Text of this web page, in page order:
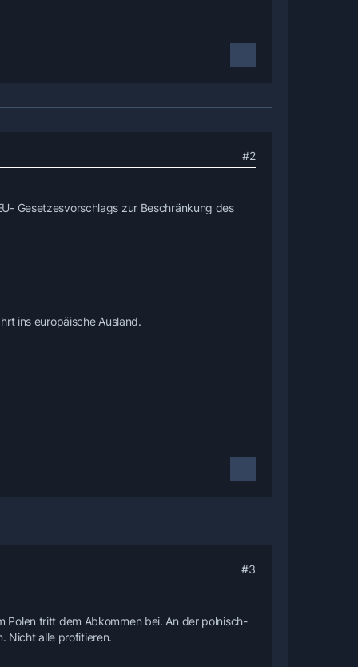
#2
Gesetzesvorschlags zur Beschränkung des
ins europäische Ausland.
#3
Polen tritt dem Abkommen bei. An der polnisch-
Nicht alle profitieren.